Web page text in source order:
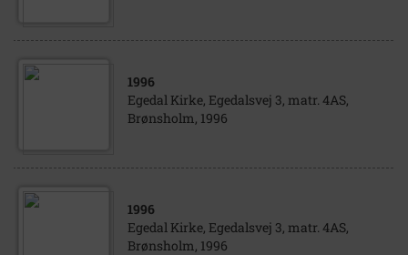
1996
Egedal Kirke, Egedalsvej 3, matr. 4AS,
Brønsholm, 1996
1996
Egedal Kirke, Egedalsvej 3, matr. 4AS,
Brønsholm, 1996